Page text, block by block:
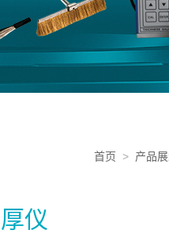
首页 > 产品
仪